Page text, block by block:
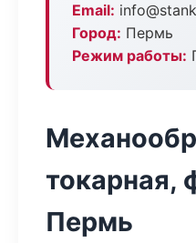
Email:
Город: Пермь
Режим работы:
токарная,
Пермь